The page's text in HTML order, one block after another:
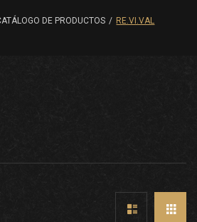
DE PRODUCTOS / RE.VI.VAL